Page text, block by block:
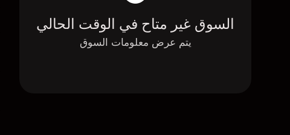
السوق غير متاح في الوقت الحالي
يتم عرض معلومات السوق